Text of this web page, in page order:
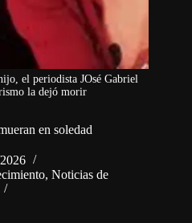
el periodista JOsé Gabriel
la dejó morir
en soledad
, Noticias de